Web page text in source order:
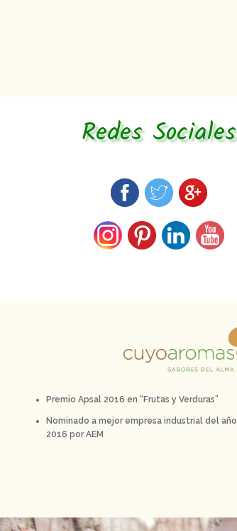
Redes Sociales
Premio Apsal 2016 en “Frutas y Verduras”
Nominado a mejor empresa industrial del año
2016 por AEM